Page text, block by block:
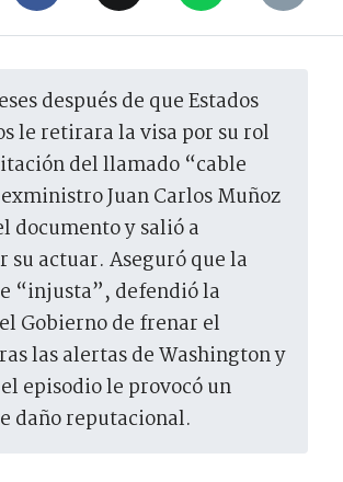
le retirara la visa por su rol
del llamado “cable
Juan Carlos Muñoz
documento y salió a
actuar. Aseguró que la
“injusta”, defendió la
Gobierno de frenar el
las alertas de Washington y
episodio le provocó un
daño reputacional.